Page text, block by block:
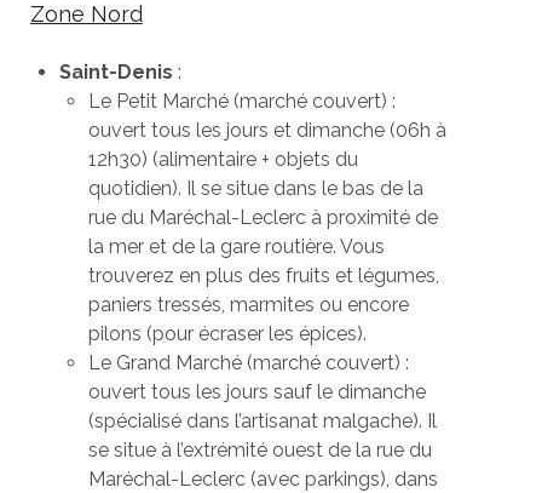
Zone Nord
Saint-Denis :
Le Petit Marché (marché couvert) :
ouvert tous les jours et dimanche (06h à
12h30) (alimentaire + objets du
quotidien). Il se situe dans le bas de la
rue du Maréchal-Leclerc à proximité de
la mer et de la gare routière. Vous
trouverez en plus des fruits et légumes,
paniers tressés, marmites ou encore
pilons (pour écraser les épices).
Le Grand Marché (marché couvert) :
ouvert tous les jours sauf le dimanche
(spécialisé dans l’artisanat malgache). Il
se situe à l’extrémité ouest de la rue du
Maréchal-Leclerc (avec parkings), dans